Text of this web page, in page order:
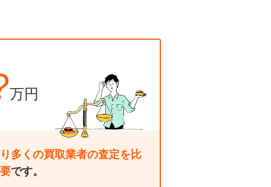
万円
多くの買取業者の査定を比
です。